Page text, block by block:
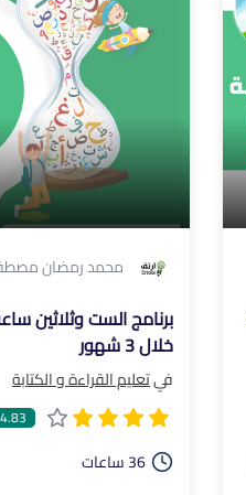
محمد رمضان
برنامج الست وثلاثين
خلال 3 شهور
فيتعليم القراءة و الكتابة
4.83
36 ساعات